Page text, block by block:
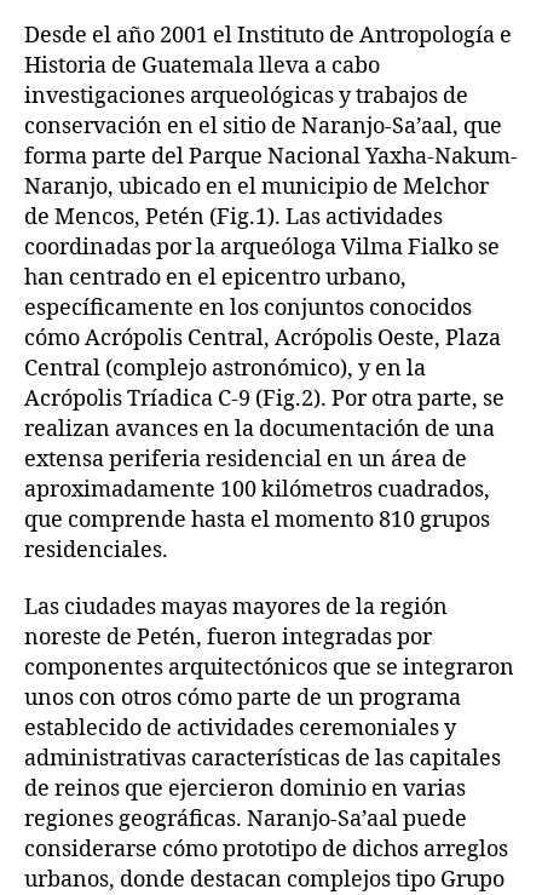
Desde el año 2001 el Instituto de Antropología e
Historia de Guatemala lleva a cabo
investigaciones arqueológicas y trabajos de
conservación en el sitio de Naranjo-Sa’aal, que
forma parte del Parque Nacional Yaxha-Nakum-
Naranjo, ubicado en el municipio de Melchor
de Mencos, Petén (Fig.1). Las actividades
coordinadas por la arqueóloga Vilma Fialko se
han centrado en el epicentro urbano,
específicamente en los conjuntos conocidos
cómo Acrópolis Central, Acrópolis Oeste, Plaza
Central (complejo astronómico), y en la
Acrópolis Tríadica C-9 (Fig.2). Por otra parte, se
realizan avances en la documentación de una
extensa periferia residencial en un área de
aproximadamente 100 kilómetros cuadrados,
que comprende hasta el momento 810 grupos
residenciales.
Las ciudades mayas mayores de la región
noreste de Petén, fueron integradas por
componentes arquitectónicos que se integraron
unos con otros cómo parte de un programa
establecido de actividades ceremoniales y
administrativas características de las capitales
de reinos que ejercieron dominio en varias
regiones geográficas. Naranjo-Sa’aal puede
considerarse cómo prototipo de dichos arreglos
urbanos, donde destacan complejos tipo Grupo